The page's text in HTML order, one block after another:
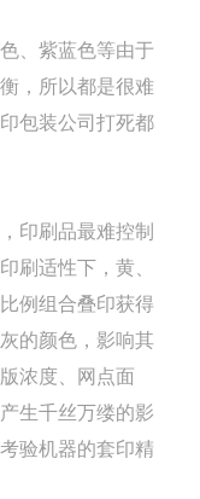
、紫蓝色等由于
，所以都是很难
包装公司打死都
印刷品最难控制
刷适性下，黄、
例组合叠印获得
的颜色，影响其
浓度、网点面
生千丝万缕的影
验机器的套印精